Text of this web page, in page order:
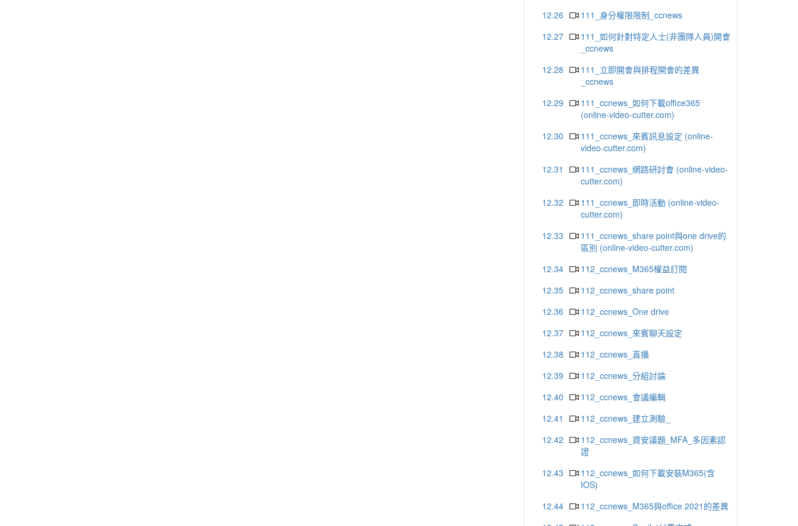
12.26
111_身分權限限制_ccnews
12.27
111_如何針對特定人士(非團隊人員)開會
_ccnews
12.28
111_立即開會與排程開會的差異
_ccnews
12.29
111_ccnews_如何下載office365
(online-video-cutter.com)
12.30
111_ccnews_來賓訊息設定 (online-
video-cutter.com)
12.31
111_ccnews_網路研討會 (online-video-
cutter.com)
12.32
111_ccnews_即時活動 (online-video-
cutter.com)
12.33
111_ccnews_share point與one drive的
區別 (online-video-cutter.com)
12.34
112_ccnews_M365權益訂閱
12.35
112_ccnews_share point
12.36
112_ccnews_One drive
12.37
112_ccnews_來賓聊天設定
12.38
112_ccnews_直播
12.39
112_ccnews_分組討論
12.40
112_ccnews_會議編輯
12.41
112_ccnews_建立測驗_
12.42
112_ccnews_資安議題_MFA_多因素認
證
12.43
112_ccnews_如何下載安裝M365(含
IOS)
12.44
112_ccnews_M365與office 2021的差異